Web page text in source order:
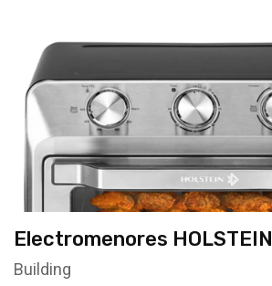
Electromenores HOLSTEIN
Building